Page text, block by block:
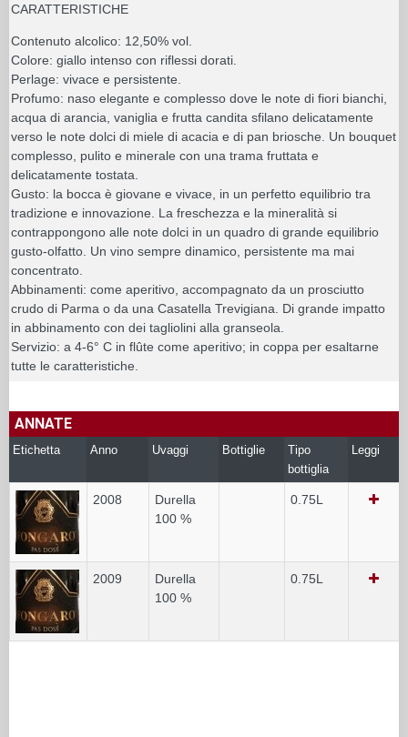
CARATTERISTICHE
Contenuto alcolico: 12,50% vol.
Colore: giallo intenso con riflessi dorati.
Perlage: vivace e persistente.
Profumo: naso elegante e complesso dove le note di fiori bianchi,
acqua di arancia, vaniglia e frutta candita sfilano delicatamente
verso le note dolci di miele di acacia e di pan briosche. Un bouquet
complesso, pulito e minerale con una trama fruttata e
delicatamente tostata.
Gusto: la bocca è giovane e vivace, in un perfetto equilibrio tra
tradizione e innovazione. La freschezza e la mineralità si
contrappongono alle note dolci in un quadro di grande equilibrio
gusto-olfatto. Un vino sempre dinamico, persistente ma mai
concentrato.
Abbinamenti: come aperitivo, accompagnato da un prosciutto
crudo di Parma o da una Casatella Trevigiana. Di grande impatto
in abbinamento con dei tagliolini alla granseola.
Servizio: a 4-6° C in flûte come aperitivo; in coppa per esaltarne
tutte le caratteristiche.
ANNATE
Etichetta Anno Uvaggi Bottiglie
Tipo
bottiglia
Leggi
2008
Durella
100 %
0.75L
2009
Durella
100 %
0.75L